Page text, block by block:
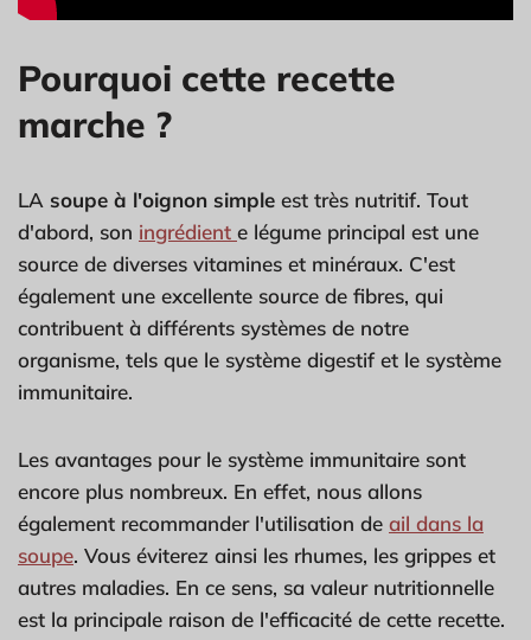
Pourquoi cette recette
marche ?
LA soupe à l'oignon simple est très nutritif. Tout
d'abord, son ingrédient e légume principal est une
source de diverses vitamines et minéraux. C'est
également une excellente source de fibres, qui
contribuent à différents systèmes de notre
organisme, tels que le système digestif et le système
immunitaire.
Les avantages pour le système immunitaire sont
encore plus nombreux. En effet, nous allons
également recommander l'utilisation de ail dans la
soupe. Vous éviterez ainsi les rhumes, les grippes et
autres maladies. En ce sens, sa valeur nutritionnelle
est la principale raison de l'efficacité de cette recette.